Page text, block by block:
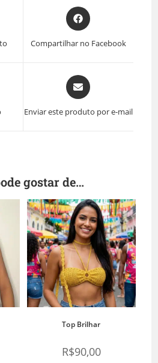
Compartilhar no Facebook
Enviar este produto por e-mail
gostar de…
Top Brilhar
R$90,00